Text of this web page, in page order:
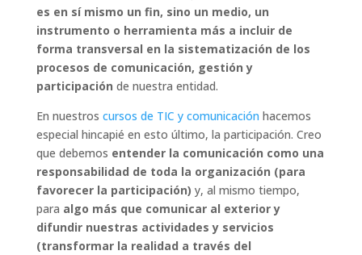
es en sí mismo un fin, sino un medio, un
instrumento o herramienta más a incluir de
forma transversal en la sistematización de los
procesos de comunicación, gestión y
participación de nuestra entidad.
En nuestros cursos de TIC y comunicación hacemos
especial hincapié en esto último, la participación. Creo
que debemos entender la comunicación como una
responsabilidad de toda la organización (para
favorecer la participación) y, al mismo tiempo,
para algo más que comunicar al exterior y
difundir nuestras actividades y servicios
(transformar la realidad a través del